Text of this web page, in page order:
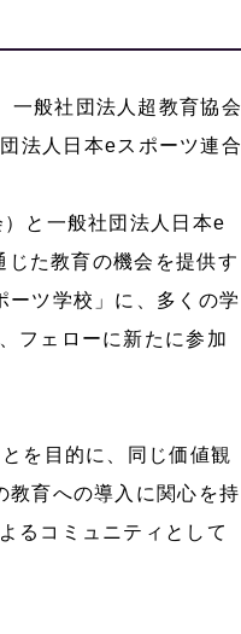
一般社団法人超教育協会
法人日本eスポーツ連合
と一般社団法人日本e
た教育の機会を提供す
ーツ学校」に、多くの学
フェローに新たに参加
を目的に、同じ価値観
教育への導入に関心を持
るコミュニティとして